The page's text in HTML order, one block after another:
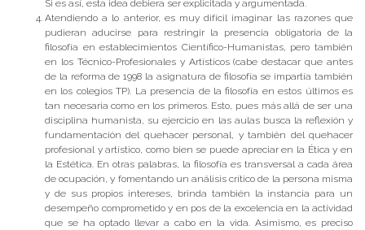
Si es así, esta idea debiera ser explicitada y argumentada.
Atendiendo a lo anterior, es muy difícil imaginar las razones que
pudieran aducirse para restringir la presencia obligatoria de la
filosofía en establecimientos Científico-Humanistas, pero también
en los Técnico-Profesionales y Artísticos (cabe destacar que antes
de la reforma de 1998 la asignatura de filosofía se impartía también
en los colegios TP). La presencia de la filosofía en estos últimos es
tan necesaria como en los primeros. Esto, pues más allá de ser una
disciplina humanista, su ejercicio en las aulas busca la reflexión y
fundamentación del quehacer personal, y también del quehacer
profesional y artístico, como bien se puede apreciar en la Ética y en
la Estética. En otras palabras, la filosofía es transversal a cada área
de ocupación, y fomentando un análisis crítico de la persona misma
y de sus propios intereses, brinda también la instancia para un
desempeño comprometido y en pos de la excelencia en la actividad
que se ha optado llevar a cabo en la vida. Asimismo, es preciso